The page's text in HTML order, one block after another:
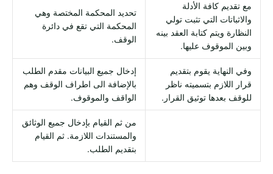
مع تقديم كافة الأدلة
والاثباتات التي تثبت تولي
النظارة ويتم كتابة العقد بينه
وبين الموقوف عليها.
تحديد المحكمة المختصة وهي
المحكمة التي تقع في دائرة
الوقف.
وفي النهاية يقوم بتقديم
قرار اللازم بتسميته ناظر
للوقف بعدها توثيق القرار.
إدخال جميع البيانات مقدم الطلب
بالإضافة الى اطراف الوقف وهم
الواقف والموقوف.
من ثم القيام بإدخال جميع الوثائق
والمستندات اللازمة. ثم القيام
بتقديم الطلب.